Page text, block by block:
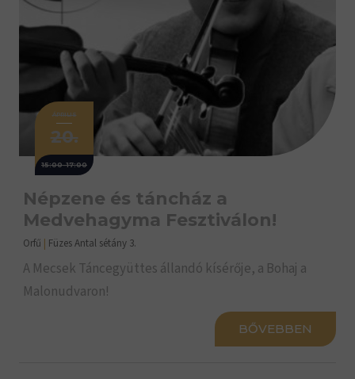
ÁPRILIS
20.
15:00-17:00
Népzene és táncház a
Medvehagyma Fesztiválon!
Orfű | Füzes Antal sétány 3.
A Mecsek Táncegyüttes állandó kísérője, a Bohaj a
Malonudvaron!
BŐVEBBEN